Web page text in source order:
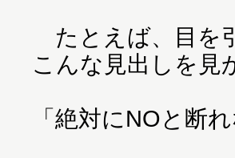
たとえば、目を
こんな見出しを見
「絶対にNOと断